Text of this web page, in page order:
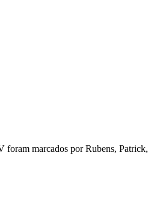
marcados por Rubens,